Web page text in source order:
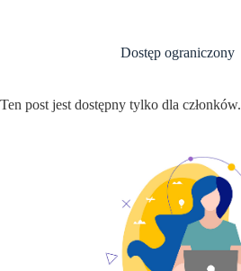
Dostęp ograniczony
Ten post jest dostępny tylko dla członków.